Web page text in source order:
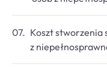
Koszt stworzenia
z